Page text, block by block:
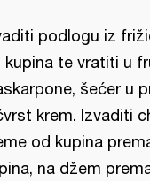
podlogu iz
kupina te vratiti u
šećer u
krem. Izvaditi
od kupina
na džem